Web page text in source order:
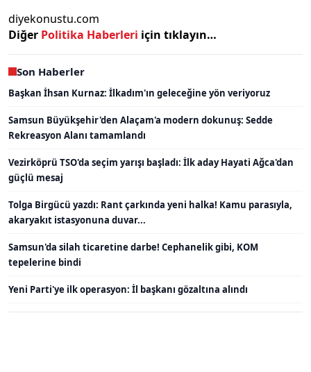
diyekonustu.com
Diğer Politika Haberleri için tıklayın…
Son Haberler
Başkan İhsan Kurnaz: İlkadım'ın geleceğine yön veriyoruz
Samsun Büyükşehir'den Alaçam'a modern dokunuş: Sedde
Rekreasyon Alanı tamamlandı
Vezirköprü TSO'da seçim yarışı başladı: İlk aday Hayati Ağca'dan
güçlü mesaj
Tolga Birgücü yazdı: Rant çarkında yeni halka! Kamu parasıyla,
akaryakıt istasyonuna duvar...
Samsun'da silah ticaretine darbe! Cephanelik gibi, KOM
tepelerine bindi
Yeni Parti'ye ilk operasyon: İl başkanı gözaltına alındı